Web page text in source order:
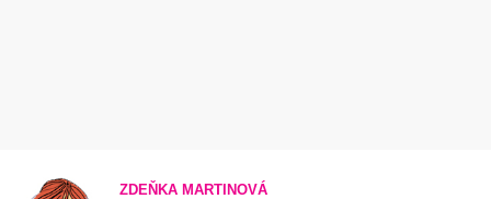
ZDEŇKA MARTINOVÁ